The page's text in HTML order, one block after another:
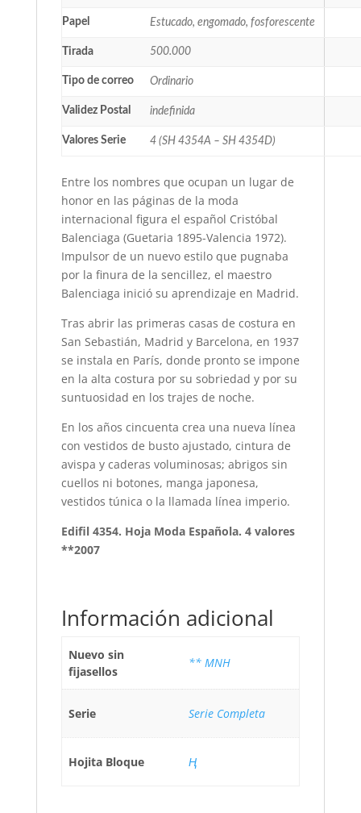
Papel Estucado, engomado, fosforescente
Tirada 500.000
Tipo de correo Ordinario
Validez Postal indefinida
Valores Serie 4 (SH 4354A – SH 4354D)
Entre los nombres que ocupan un lugar de
honor en las páginas de la moda
internacional figura el español Cristóbal
Balenciaga (Guetaria 1895-Valencia 1972).
Impulsor de un nuevo estilo que pugnaba
por la finura de la sencillez, el maestro
Balenciaga inició su aprendizaje en Madrid.
Tras abrir las primeras casas de costura en
San Sebastián, Madrid y Barcelona, en 1937
se instala en París, donde pronto se impone
en la alta costura por su sobriedad y por su
suntuosidad en los trajes de noche.
En los años cincuenta crea una nueva línea
con vestidos de busto ajustado, cintura de
avispa y caderas voluminosas; abrigos sin
cuellos ni botones, manga japonesa,
vestidos túnica o la llamada línea imperio.
Edifil 4354. Hoja Moda Española. 4 valores
**2007
Información adicional
Nuevo sin
fijasellos
** MNH
Serie Serie Completa
Hojita Bloque Ң